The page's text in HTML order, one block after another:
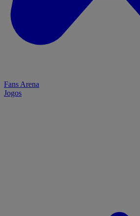
Fans Arena
Jogos